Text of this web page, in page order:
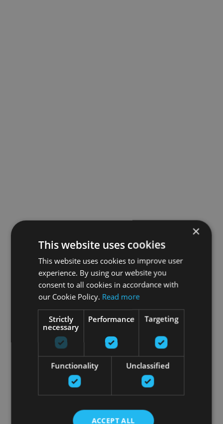
×
This website uses cookies
This website uses cookies to improve user
experience. By using our website you
consent to all cookies in accordance with
our Cookie Policy. Read more
Strictly
necessary
Performance Targeting
Functionality Unclassified
ACCEPT ALL